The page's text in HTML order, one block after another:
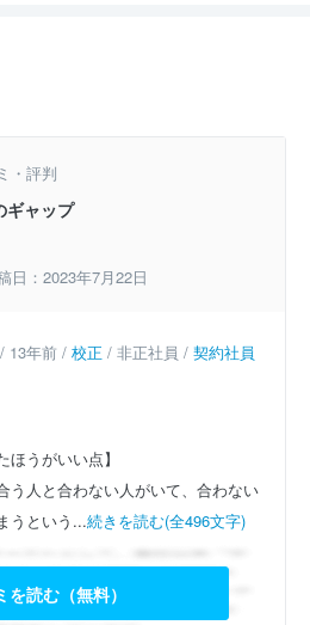
・評判
ギャップ
日：2023年7月22日
/ 13年前 / 校正 / 非正社員 / 契約社員
ほうがいい点】
う人と合わない人がいて、合わない
うという...続きを読む(全496文字)
を読む（無料）